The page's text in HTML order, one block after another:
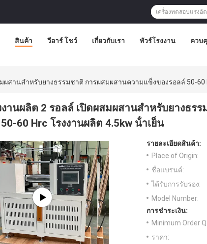
สินค้า วีอาร์ โชว์ เกี่ยวกับเรา ทัวร์โรงงาน ควบ
ผสานสําหรับยางธรรมชาติ การผสมผสานความแข็งของรอลล์ 50-60
งานผลิต 2 รอลล์ เปิดผสมผสานสําหรับยางธร
60 Hrc โรงงานผลิต 4.5kw น้ําเย็น
รายละเอียดสินค้า:
Place of Origin:
ชื่อแบรนด์:
ได้รับการรับรอง:
Model Number:
การชำระเงิน:
Minimum Order
ราคา: